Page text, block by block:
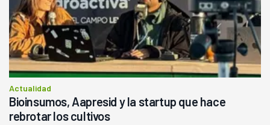
Actualidad
Bioinsumos, Aapresid y la startup que hace
rebrotar los cultivos